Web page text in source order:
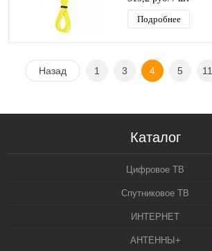
Подробнее
Назад 1 3 4 5 11
Каталог
Цифровое ТВ
Спутниковое ТВ
ИНТЕРНЕТ
АНТЕННЫ+